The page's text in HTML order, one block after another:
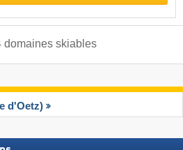
domaines skiables
d'Oetz)